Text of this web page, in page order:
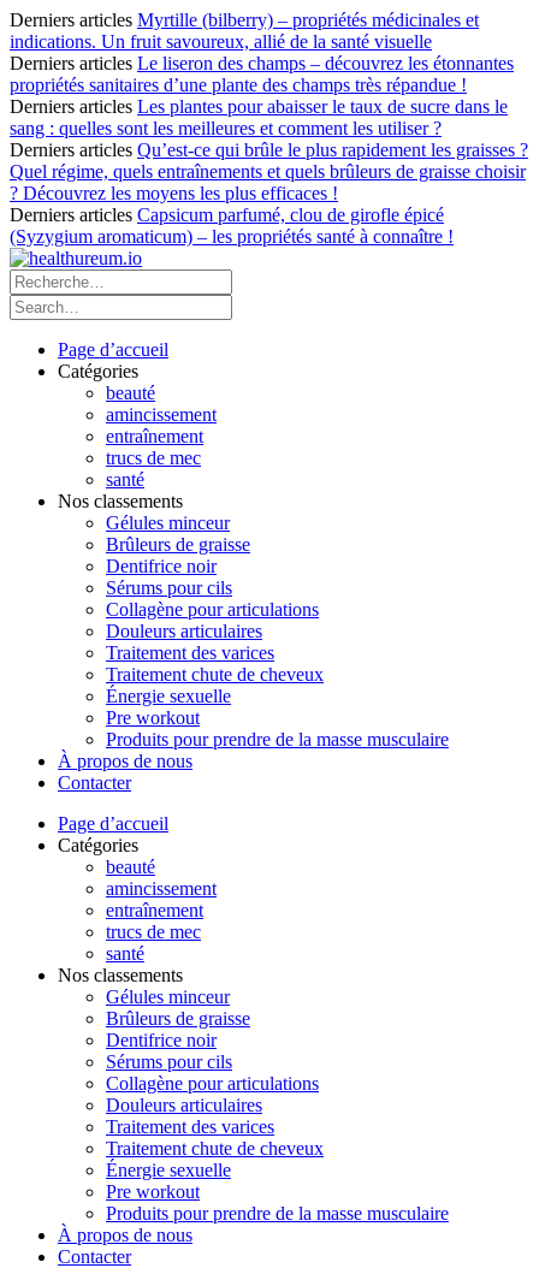
Derniers articles Myrtille (bilberry) – propriétés médicinales et
indications. Un fruit savoureux, allié de la santé visuelle
Derniers articles Le liseron des champs – découvrez les étonnantes
propriétés sanitaires d’une plante des champs très répandue !
Derniers articles Les plantes pour abaisser le taux de sucre dans le
sang : quelles sont les meilleures et comment les utiliser ?
Derniers articles Qu’est-ce qui brûle le plus rapidement les graisses ?
Quel régime, quels entraînements et quels brûleurs de graisse choisir
? Découvrez les moyens les plus efficaces !
Derniers articles Capsicum parfumé, clou de girofle épicé
(Syzygium aromaticum) – les propriétés santé à connaître !
Page d’accueil
Catégories
beauté
amincissement
entraînement
trucs de mec
santé
Nos classements
Gélules minceur
Brûleurs de graisse
Dentifrice noir
Sérums pour cils
Collagène pour articulations
Douleurs articulaires
Traitement des varices
Traitement chute de cheveux
Énergie sexuelle
Pre workout
Produits pour prendre de la masse musculaire
À propos de nous
Contacter
Page d’accueil
Catégories
beauté
amincissement
entraînement
trucs de mec
santé
Nos classements
Gélules minceur
Brûleurs de graisse
Dentifrice noir
Sérums pour cils
Collagène pour articulations
Douleurs articulaires
Traitement des varices
Traitement chute de cheveux
Énergie sexuelle
Pre workout
Produits pour prendre de la masse musculaire
À propos de nous
Contacter